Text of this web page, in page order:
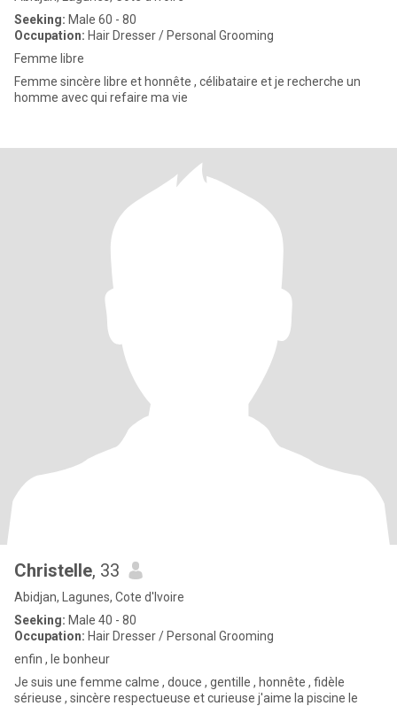
Seeking: Male 60 - 80
Occupation: Hair Dresser / Personal Grooming
Femme libre
Femme sincère libre et honnête , célibataire et je recherche un
homme avec qui refaire ma vie
Christelle, 33
Abidjan, Lagunes, Cote d'Ivoire
Seeking: Male 40 - 80
Occupation: Hair Dresser / Personal Grooming
enfin , le bonheur
Je suis une femme calme , douce , gentille , honnête , fidèle
sérieuse , sincère respectueuse et curieuse j'aime la piscine le